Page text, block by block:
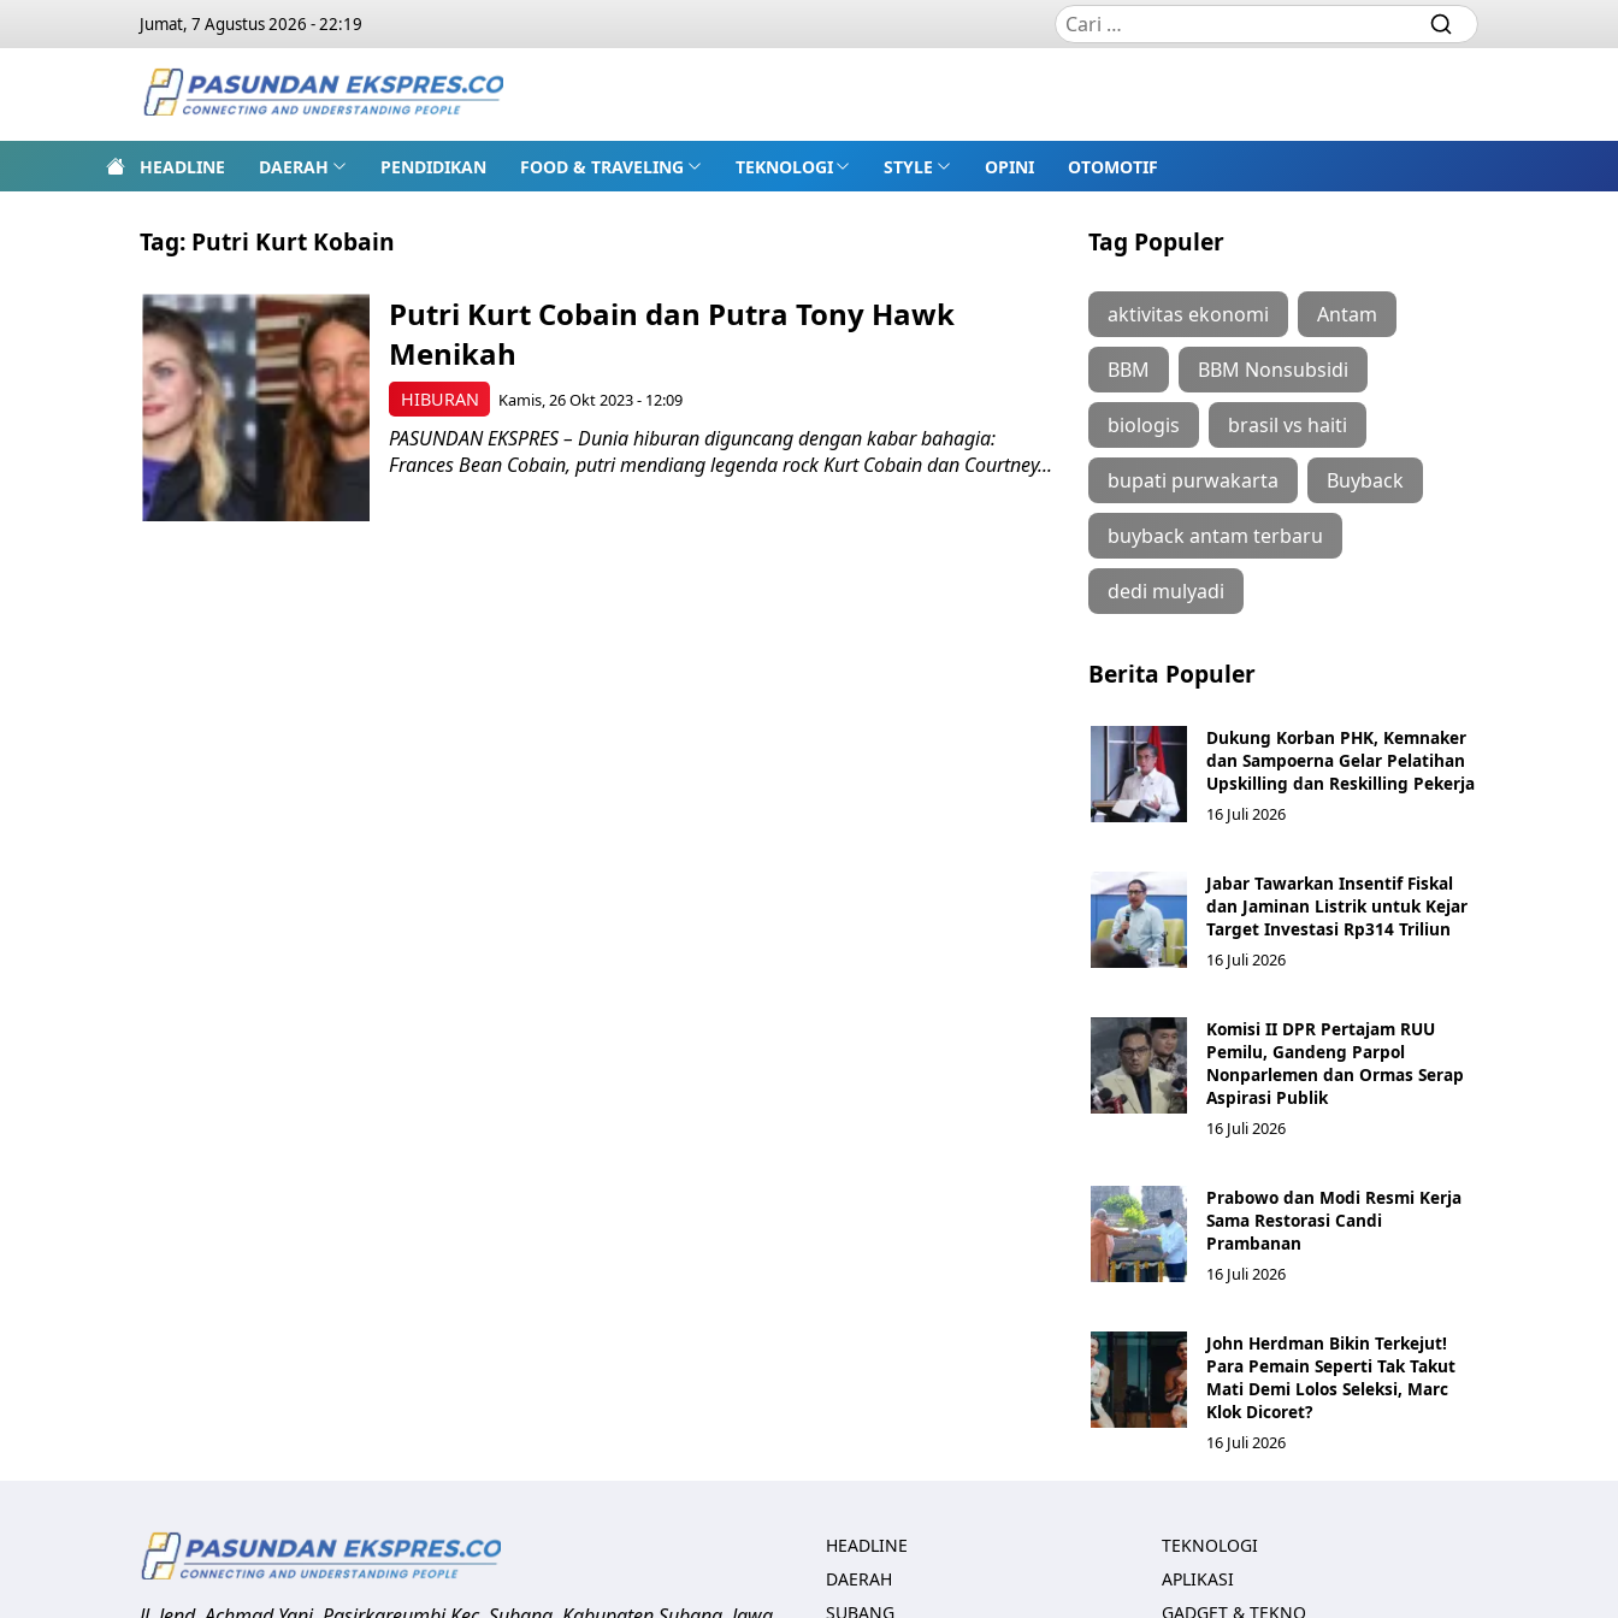
Jumat, 7 Agustus 2026 - 22:19
HEADLINE DAERAH PENDIDIKAN FOOD & TRAVELING TEKNOLOGI STYLE OPINI OTOMOTIF
Tag: Putri Kurt Kobain
HIBURAN
Putri Kurt Cobain dan Putra Tony Hawk
Menikah
Kamis, 26 Okt 2023 - 12:09
PASUNDAN EKSPRES – Dunia hiburan diguncang dengan kabar bahagia:
Frances Bean Cobain, putri mendiang legenda rock Kurt Cobain dan Courtney...
Tag Populer
aktivitas ekonomi Antam
BBM BBM Nonsubsidi
biologis brasil vs haiti
bupati purwakarta Buyback
buyback antam terbaru
dedi mulyadi
Berita Populer
Dukung Korban PHK, Kemnaker
dan Sampoerna Gelar Pelatihan
Upskilling dan Reskilling Pekerja
16 Juli 2026
Jabar Tawarkan Insentif Fiskal
dan Jaminan Listrik untuk Kejar
Target Investasi Rp314 Triliun
16 Juli 2026
Komisi II DPR Pertajam RUU
Pemilu, Gandeng Parpol
Nonparlemen dan Ormas Serap
Aspirasi Publik
16 Juli 2026
Prabowo dan Modi Resmi Kerja
Sama Restorasi Candi
Prambanan
16 Juli 2026
John Herdman Bikin Terkejut!
Para Pemain Seperti Tak Takut
Mati Demi Lolos Seleksi, Marc
Klok Dicoret?
16 Juli 2026
HEADLINE
DAERAH
SUBANG
TEKNOLOGI
APLIKASI
GADGET & TEKNO